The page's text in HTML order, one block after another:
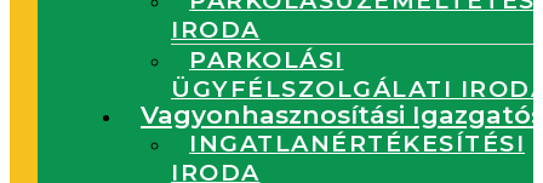
IRODA
PARKOLÁSI
ÜGYFÉLSZOLGÁLATI
Vagyonhasznosítási
INGATLANÉRTÉKESÍTÉSI
IRODA